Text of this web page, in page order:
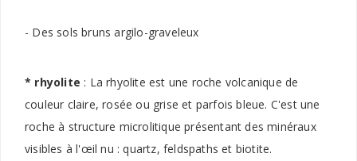
- Des sols bruns argilo-graveleux
* rhyolite : La rhyolite est une roche volcanique de
couleur claire, rosée ou grise et parfois bleue. C'est une
roche à structure microlitique présentant des minéraux
visibles à l'œil nu : quartz, feldspaths et biotite.